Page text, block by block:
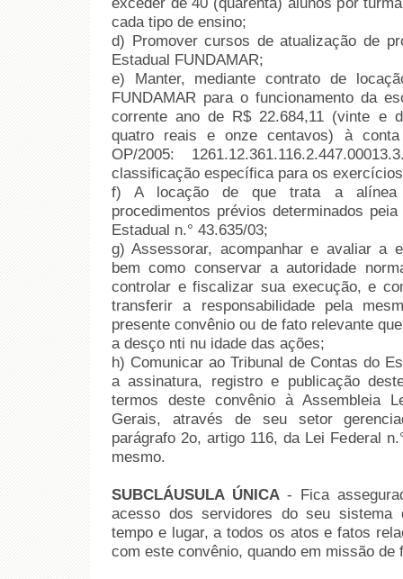
cada tipo de ensino;
d) Promover cursos de atualização de
Estadual FUNDAMAR;
e) Manter, mediante contrato de
FUNDAMAR para o funcionamento da
corrente ano de R$ 22.684,11 (vinte e
quatro reais e onze centavos) à conta
OP/2005:
classificação específica para os
f) A locação de que trata a alínea
procedimentos prévios determinados
Estadual n.° 43.635/03;
g) Assessorar, acompanhar e avaliar a
bem como conservar a autoridade
controlar e fiscalizar sua execução, e
transferir a responsabilidade pela
presente convênio ou de fato relevante
a desço nti nu idade das ações;
h) Comunicar ao Tribunal de Contas do
a assinatura, registro e publicação
termos deste convênio à Assembleia
Gerais, através de seu setor
parágrafo 2o, artigo 116, da Lei Federal
mesmo.
SUBCLÁUSULA ÚNICA- Fica
acesso dos servidores do seu sistema
tempo e lugar, a todos os atos e fatos
com este convênio, quando em missão